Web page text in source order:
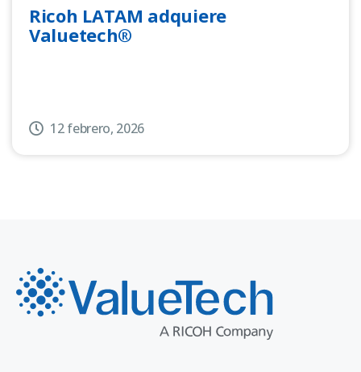
Ricoh LATAM adquiere
Valuetech®
12 febrero, 2026